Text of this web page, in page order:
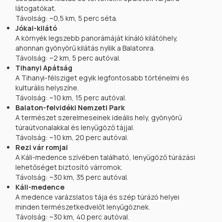
látogatókat.
Távolság: ~0,5 km, 5 perc séta.
Jókai-kilátó
A környék legszebb panorámáját kínáló kilátóhely,
ahonnan gyönyörű kilátás nyílik a Balatonra.
Távolság: ~2 km, 5 perc autóval.
Tihanyi Apátság
A Tihanyi-félsziget egyik legfontosabb történelmi és
kulturális helyszíne.
Távolság: ~10 km, 15 perc autóval.
Balaton-felvidéki Nemzeti Park
A természet szerelmeseinek ideális hely, gyönyörű
túraútvonalakkal és lenyűgöző tájjal.
Távolság: ~10 km, 20 perc autóval.
Rezi vár romjai
A Káli-medence szívében található, lenyűgöző túrázási
lehetőséget biztosító várromok.
Távolság: ~30 km, 35 perc autóval.
Káli-medence
A medence varázslatos tája és szép túrázó helyei
minden természetkedvelőt lenyűgöznek.
Távolság: ~30 km, 40 perc autóval.